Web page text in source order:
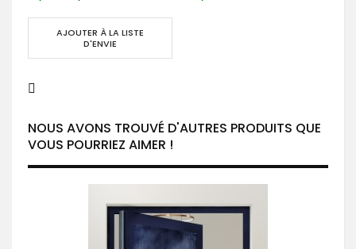
AJOUTER À LA LISTE
D'ENVIE
NOUS AVONS TROUVÉ D'AUTRES PRODUITS QUE
VOUS POURRIEZ AIMER !